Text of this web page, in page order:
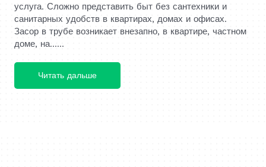
услуга. Сложно представить быт без сантехники и
санитарных удобств в квартирах, домах и офисах.
Засор в трубе возникает внезапно, в квартире, частном
доме, на......
Читать дальше